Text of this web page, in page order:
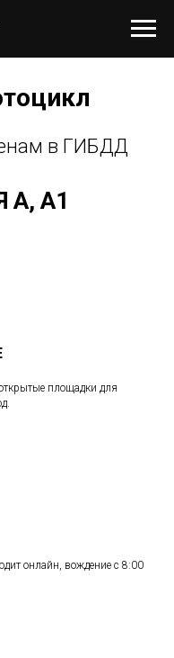
в ГИБДД
А, А1
площадки для
онлайн, вождение с 8:00